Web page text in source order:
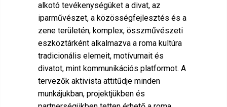
alkotó tevékenységüket a divat, az
iparművészet, a közösségfejlesztés és a
zene területén, komplex, összművészeti
eszköztárként alkalmazva a roma kultúra
tradicionális elemeit, motívumait és
divatot, mint kommunikációs platformot. A
tervezők aktivista attitűdje minden
munkájukban, projektjükben és